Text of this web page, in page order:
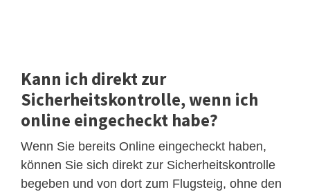
Kann ich direkt zur
Sicherheitskontrolle, wenn ich
online eingecheckt habe?
Wenn Sie bereits Online eingecheckt haben,
können Sie sich direkt zur Sicherheitskontrolle
begeben und von dort zum Flugsteig, ohne den